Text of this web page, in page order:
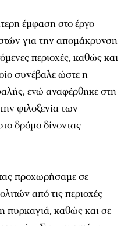
έμφαση στο έργο
για την απομάκρυνση
περιοχές, καθώς και
συνέβαλε ώστε η
ενώ αναφέρθηκε στη
φιλοξενία των
δρόμο δίνοντας
προχωρήσαμε σε
από τις περιοχές
πυρκαγιά, καθώς και σε